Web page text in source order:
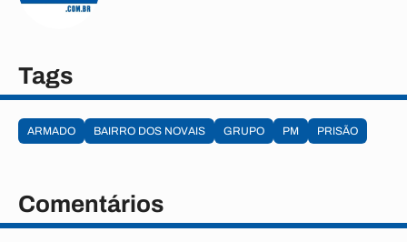
Tags
ARMADO BAIRRO DOS NOVAIS GRUPO PM PRISÃO
Comentários